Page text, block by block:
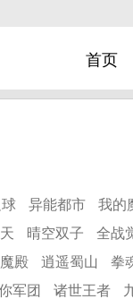
首页
异能都市
我的
晴空双子
全战
殿 逍遥蜀山
拳
军团 诸世王者